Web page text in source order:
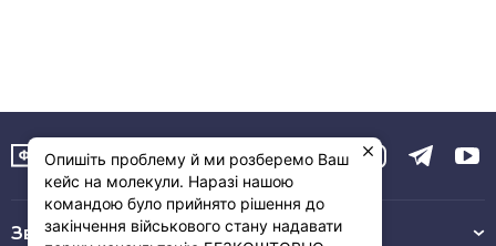
Зв’язок з нами :
Опишіть проблему й ми розберемо Ваш
кейс на молекули. Наразі нашою
командою було прийнято рішення до
закінчення військового стану надавати